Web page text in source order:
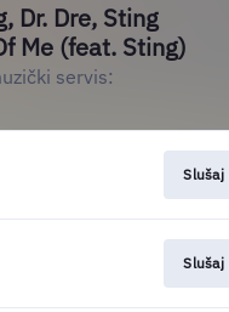
Dr. Dre, Sting
Me (feat. Sting)
servis:
Slušaj
Slušaj